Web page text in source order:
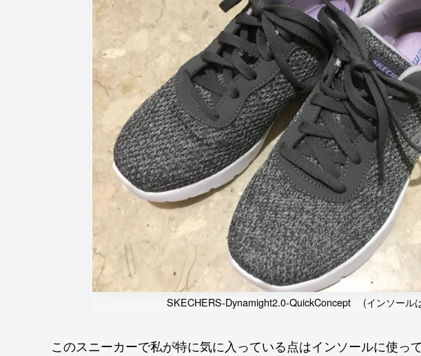
SKECHERS-Dynamight2.0-QuickConcept (インソール
このスニーカーで私が特に気に入っている点はインソールに使っ